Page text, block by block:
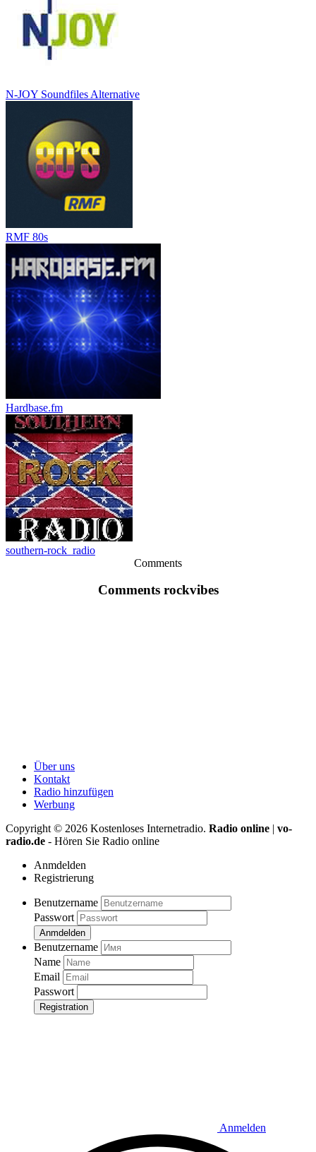
N-JOY Soundfiles Alternative
RMF 80s
Hardbase.fm
southern-rock_radio
Comments
Comments rockvibes
Über uns
Kontakt
Radio hinzufügen
Werbung
Copyright © 2026 Kostenloses Internetradio. Radio online | vo-
radio.de - Hören Sie Radio online
Anmdelden
Registrierung
Benutzername
Passwort
Anmdelden
Benutzername
Name
Email
Passwort
Registration
Anmelden